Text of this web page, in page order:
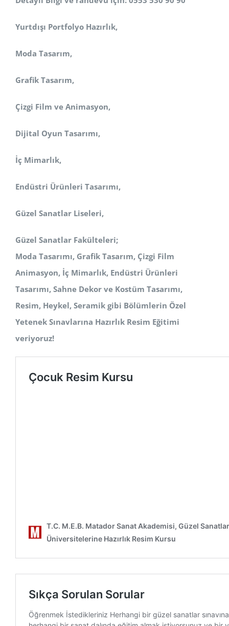
Yurtdışı Portfolyo Hazırlık,
Moda Tasarım,
Grafik Tasarım,
Çizgi Film ve Animasyon,
Dijital Oyun Tasarımı,
İç Mimarlık,
Endüstri Ürünleri Tasarımı,
Güzel Sanatlar Liseleri,
Güzel Sanatlar Fakülteleri;
Moda Tasarımı, Grafik Tasarım, Çizgi Film
Animasyon, İç Mimarlık, Endüstri Ürünleri
Tasarımı, Sahne Dekor ve Kostüm Tasarımı,
Resim, Heykel, Seramik gibi Bölümlerin Özel
Yetenek Sınavlarına Hazırlık Resim Eğitimi
veriyoruz!